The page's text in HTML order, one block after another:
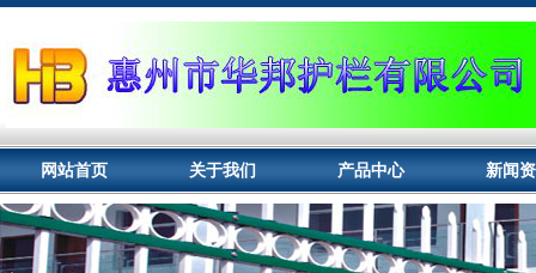
网站首页 关于我们 产品中心 新闻